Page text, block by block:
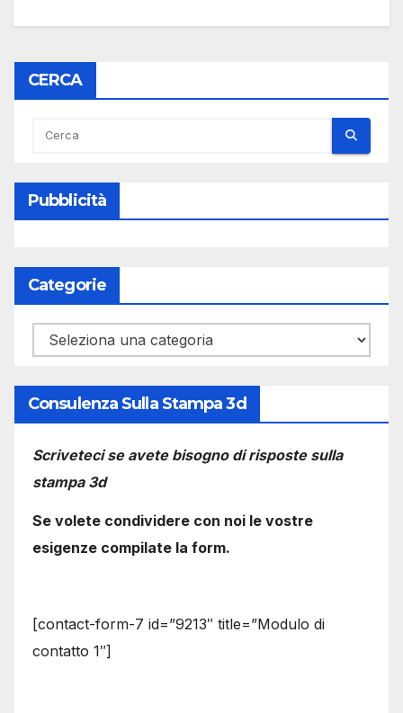
CERCA
Pubblicità
Categorie
Categorie
Consulenza Sulla Stampa 3d
Scriveteci se avete bisogno di risposte sulla
stampa 3d
Se volete condividere con noi le vostre
esigenze compilate la form.
[contact-form-7 id=”9213″ title=”Modulo di
contatto 1″]